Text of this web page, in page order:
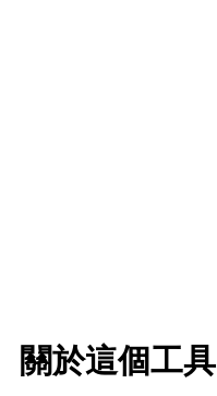
關於這個工具